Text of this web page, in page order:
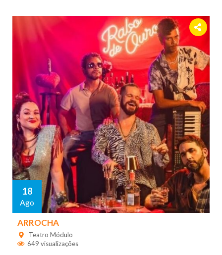
18
Ago
ARROCHA
Teatro Módulo
649 visualizações